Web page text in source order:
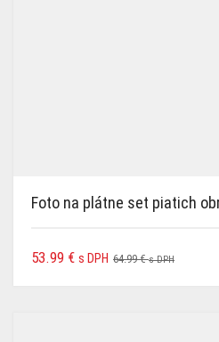
Foto na plátne set piatich
64.99€ s DPH
53.99 € s DPH